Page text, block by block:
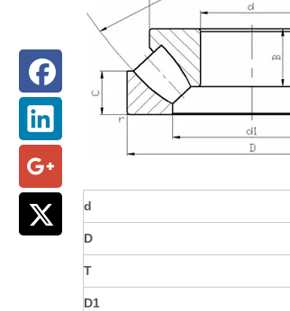
d
D
T
D1